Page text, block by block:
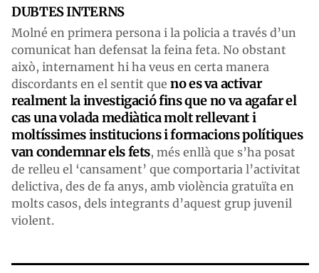
DUBTES INTERNS
Molné en primera persona i la policia a través d’un
comunicat han defensat la feina feta. No obstant
això, internament hi ha veus en certa manera
discordants en el sentit que no es va activar
realment la investigació fins que no va agafar el
cas una volada mediàtica molt rellevant i
moltíssimes institucions i formacions polítiques
van condemnar els fets, més enllà que s’ha posat
de relleu el ‘cansament’ que comportaria l’activitat
delictiva, des de fa anys, amb violència gratuïta en
molts casos, dels integrants d’aquest grup juvenil
violent.